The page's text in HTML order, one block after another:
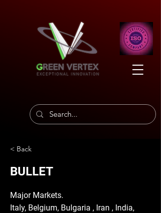
< Back
BULLET
Major Markets.
Italy, Belgium, Bulgaria , Iran , India,